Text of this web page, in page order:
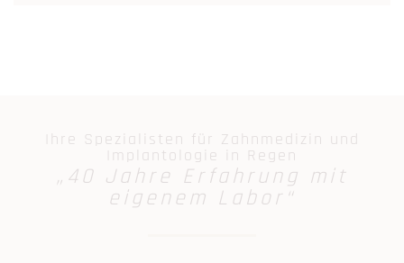
Ihre Spezialisten für Zahnmedizin und
Implantologie in Regen
„40 Jahre Erfahrung mit
eigenem Labor“